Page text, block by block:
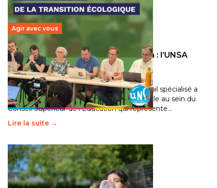
Agir avec vous
Transition écologique de l’éducation : l’UNSA
Éducation fait bouger les lignes
30 juin 2026-National
Pendant plusieurs mois, un groupe de travail spécialisé a
travaillé sur la transition écologique de l’Ecole au sein du
Conseil Supérieur de l’Éducation qui représente…
Lire la suite →